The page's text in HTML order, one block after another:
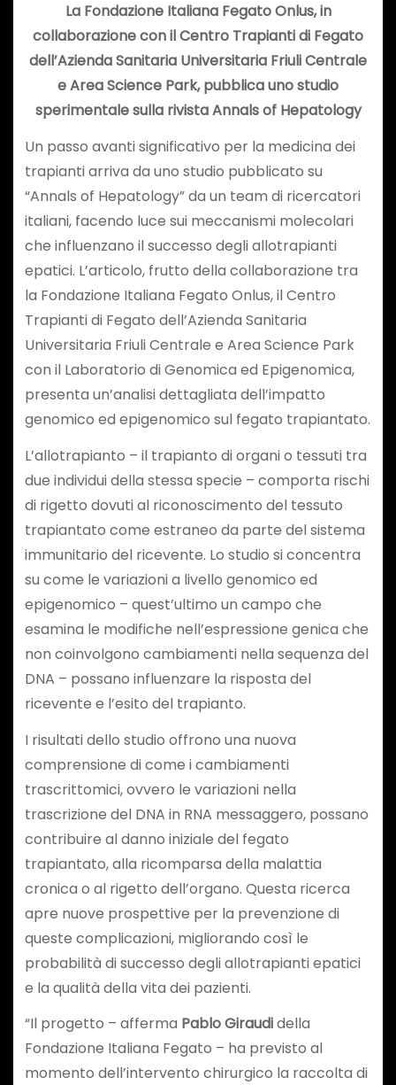
La Fondazione Italiana Fegato Onlus, in
collaborazione con il Centro Trapianti di Fegato
dell’Azienda Sanitaria Universitaria Friuli Centrale
e Area Science Park, pubblica uno studio
sperimentale sulla rivista Annals of Hepatology
Un passo avanti significativo per la medicina dei
trapianti arriva da uno studio pubblicato su
“Annals of Hepatology” da un team di ricercatori
italiani, facendo luce sui meccanismi molecolari
che influenzano il successo degli allotrapianti
epatici. L’articolo, frutto della collaborazione tra
la Fondazione Italiana Fegato Onlus, il Centro
Trapianti di Fegato dell’Azienda Sanitaria
Universitaria Friuli Centrale e Area Science Park
con il Laboratorio di Genomica ed Epigenomica,
presenta un’analisi dettagliata dell’impatto
genomico ed epigenomico sul fegato trapiantato.
L’allotrapianto – il trapianto di organi o tessuti tra
due individui della stessa specie – comporta rischi
di rigetto dovuti al riconoscimento del tessuto
trapiantato come estraneo da parte del sistema
immunitario del ricevente. Lo studio si concentra
su come le variazioni a livello genomico ed
epigenomico – quest’ultimo un campo che
esamina le modifiche nell’espressione genica che
non coinvolgono cambiamenti nella sequenza del
DNA – possano influenzare la risposta del
ricevente e l’esito del trapianto.
I risultati dello studio offrono una nuova
comprensione di come i cambiamenti
trascrittomici, ovvero le variazioni nella
trascrizione del DNA in RNA messaggero, possano
contribuire al danno iniziale del fegato
trapiantato, alla ricomparsa della malattia
cronica o al rigetto dell’organo. Questa ricerca
apre nuove prospettive per la prevenzione di
queste complicazioni, migliorando così le
probabilità di successo degli allotrapianti epatici
e la qualità della vita dei pazienti.
“Il progetto – afferma Pablo Giraudidella
Fondazione Italiana Fegato – ha previsto al
momento dell’intervento chirurgico la raccolta di